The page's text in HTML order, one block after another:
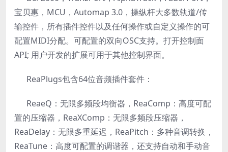
宝贝惠，MCU，Automap 3.0，操纵杆大多数轨道/传
输控件，所有插件控件以及任何操作或自定义操作的可
配置MIDI分配。可配置的双向OSC支持。打开控制面
API; 用户开发的扩展可用于其他控制界面。
ReaPlugs包含64位音频插件套件：
ReaeQ：无限多频段均衡器，ReaComp：高度可配
置的压缩器，ReaXComp：无限多频段压缩器，
ReaDelay：无限多重延迟，ReaPitch：多种音调转换，
ReaTune：高度可配置的调谐器，还支持自动和手动音